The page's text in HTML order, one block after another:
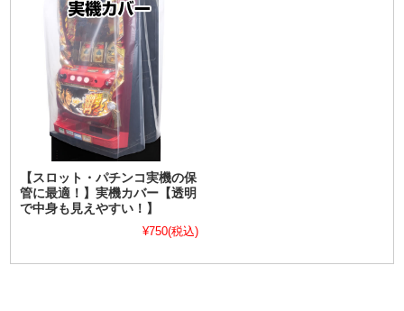
【スロット・パチンコ実機の保
管に最適！】実機カバー【透明
で中身も見えやすい！】
¥750(税込)